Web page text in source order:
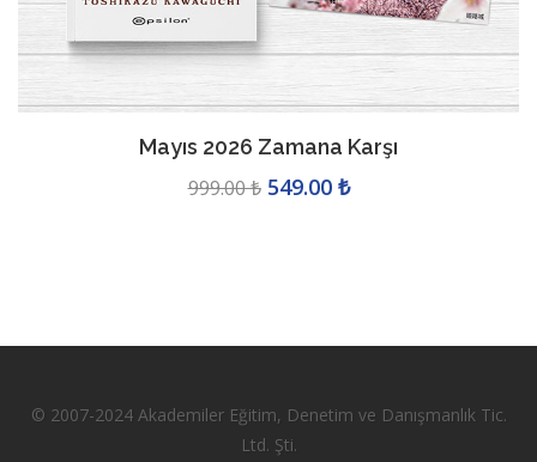
Mayıs 2026 Zamana Karşı
999.00 ₺ 549.00 ₺
© 2007-2024 Akademiler Eğitim, Denetim ve Danışmanlık Tic.
Ltd. Şti.